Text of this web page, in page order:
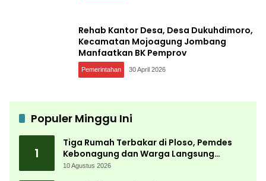
Rehab Kantor Desa, Desa Dukuhdimoro,
Kecamatan Mojoagung Jombang
Manfaatkan BK Pemprov
Pemerintahan 30 April 2026
Populer Minggu Ini
1
Tiga Rumah Terbakar di Ploso, Pemdes
Kebonagung dan Warga Langsung
Bergerak Bantu Korban
10 Agustus 2026